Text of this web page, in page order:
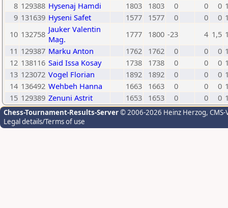
8 129388 Hysenaj Hamdi 1803 1803 0 0 0
9 131639 Hyseni Safet 1577 1577 0 0 0
10 132758 Jauker Valentin
Mag.
1777 1800 -23 4 1,5
11 129387 Marku Anton 1762 1762 0 0 0
12 138116 Said Issa Kosay 1738 1738 0 0 0
13 123072 Vogel Florian 1892 1892 0 0 0
14 136492 Wehbeh Hanna 1663 1663 0 0 0
15 129389 Zenuni Astrit 1653 1653 0 0 0
Chess-Tournament-Results-Server© 2006-2026 Heinz Herzog,
Legal details/Terms of use